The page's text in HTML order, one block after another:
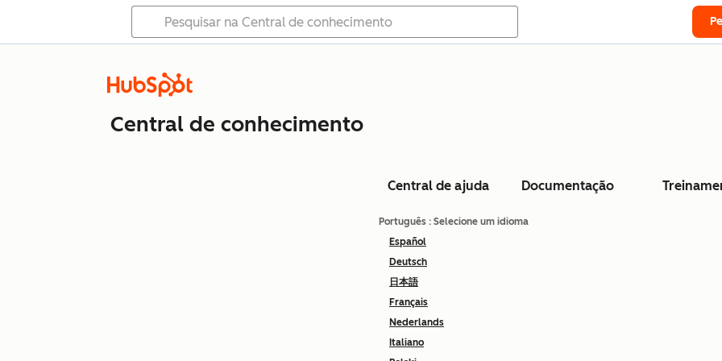
Central de conhecimento
Central de ajuda Documentação
Português : Selecione um idioma
Español
Deutsch
日本語
Français
Nederlands
Italiano